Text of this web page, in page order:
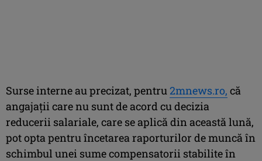
Surse interne au precizat, pentru2mnews.ro, că
angajații care nu sunt de acord cu decizia
reducerii salariale, care se aplică din această lună,
pot opta pentru încetarea raporturilor de muncă în
schimbul unei sume compensatorii stabilite în